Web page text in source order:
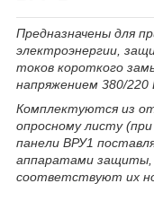
Предназначены для
электроэнергии,
токов короткого
напряжением 380/
Комплектуются из
опросному листу
панели ВРУ1
аппаратами
соответствуют их